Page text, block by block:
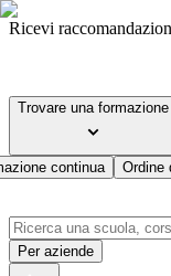
Ricevi
Trovare una formazione
continua Ordine
Per aziende